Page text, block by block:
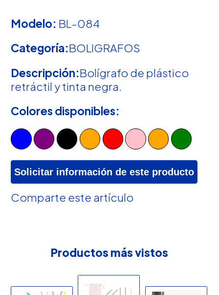
Modelo: BL-084
Categoría:BOLIGRAFOS
Descripción:Bolígrafo de plástico
retráctil y tinta negra.
Colores disponibles:
Solicitar información de este producto
Comparte este artículo
Productos más vistos